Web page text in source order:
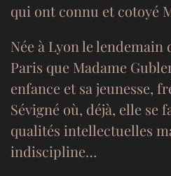
qui ont connu et cotoyé
Née à Lyon le lendemain
Paris que Madame
enfance et sa jeunesse,
Sévigné où, déjà, elle se
qualités intellectuelles
indiscipline…